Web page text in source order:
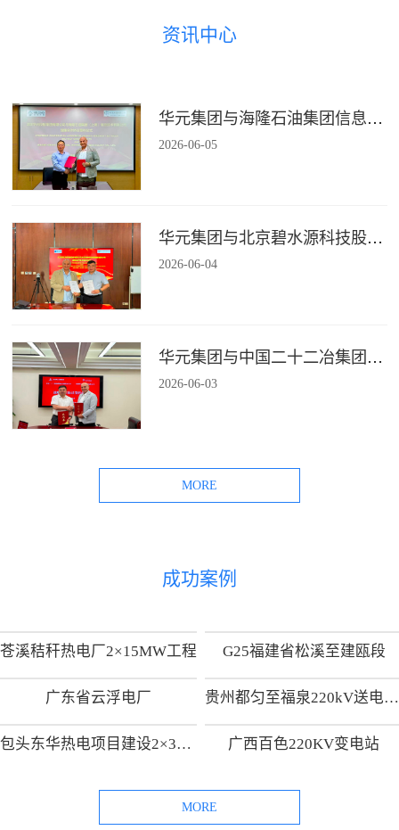
资讯中心
华元集团与海隆石油集团信息技术有限公司签署战略合作协议
2026-06-05
华元集团与北京碧水源科技股份有限公司签署战略合作协议
2026-06-04
华元集团与中国二十二冶集团有限公司装配式建筑分公司签署战略合作协议
2026-06-03
MORE
成功案例
苍溪秸秆热电厂2×15MW工程 G25福建省松溪至建瓯段
广东省云浮电厂 贵州都匀至福泉220kV送电线路工程
包头东华热电项目建设2×300MW热电供热机组项目 广西百色220KV变电站
MORE